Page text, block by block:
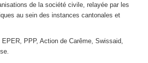
de la société civile, relayée par les
au sein des instances cantonales et
EPER, PPP, Action de Carême, Swissaid,